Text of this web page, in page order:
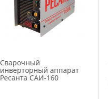
Сварочный
инверторный аппарат
Ресанта САИ-160